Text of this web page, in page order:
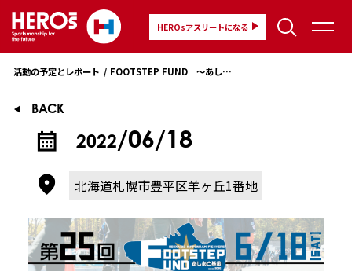
HEROsアスリートになる
活動の予定とレポート FOOTSTEP FUND ～あしあと基金～
BACK
2022/06/18
北海道札幌市豊平区羊ヶ丘1番地